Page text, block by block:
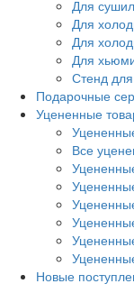
Для
Для
Для
Для
Стенд
Подарочные
Уцененные
Все
Новые